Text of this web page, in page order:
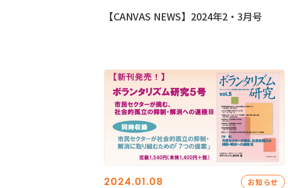
【CANVAS NEWS】2024年2・3月号
2024.01.08 お知らせ